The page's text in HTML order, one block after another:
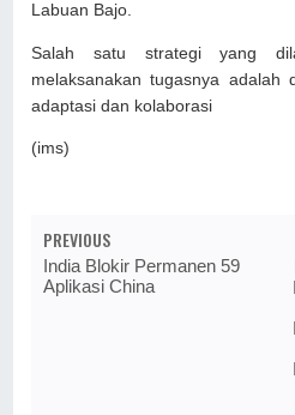
Labuan Bajo.
Salah satu strategi yang
melaksanakan tugasnya adalah
adaptasi dan kolaborasi
(ims)
PREVIOUS
India Blokir Permanen 59
Aplikasi China